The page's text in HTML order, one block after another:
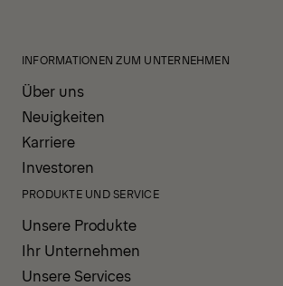
INFORMATIONEN ZUM UNTERNEHMEN
Über uns
Neuigkeiten
Karriere
Investoren
PRODUKTE UND SERVICE
Unsere Produkte
Ihr Unternehmen
Unsere Services